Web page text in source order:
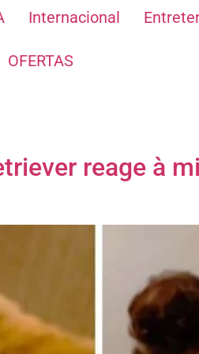
Internacional
OFERTAS
reage à